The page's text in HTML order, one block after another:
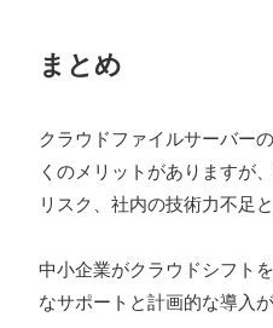
まとめ
クラウドファイルサーバー
くのメリットがありますが
リスク、社内の技術力不足
中小企業がクラウドシフト
なサポートと計画的な導入が